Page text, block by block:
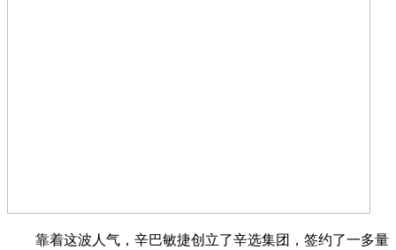
靠着这波人气，辛巴敏捷创立了辛选集团，签约了一多量